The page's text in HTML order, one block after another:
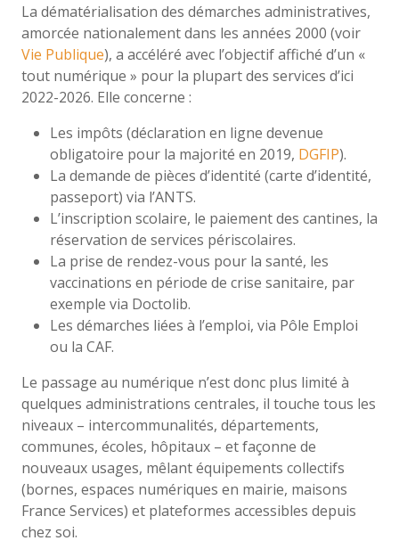
La dématérialisation des démarches administratives,
amorcée nationalement dans les années 2000 (voir
Vie Publique), a accéléré avec l’objectif affiché d’un «
tout numérique » pour la plupart des services d’ici
2022-2026. Elle concerne :
Les impôts (déclaration en ligne devenue
obligatoire pour la majorité en 2019, DGFIP).
La demande de pièces d’identité (carte d’identité,
passeport) via l’ANTS.
L’inscription scolaire, le paiement des cantines, la
réservation de services périscolaires.
La prise de rendez-vous pour la santé, les
vaccinations en période de crise sanitaire, par
exemple via Doctolib.
Les démarches liées à l’emploi, via Pôle Emploi
ou la CAF.
Le passage au numérique n’est donc plus limité à
quelques administrations centrales, il touche tous les
niveaux – intercommunalités, départements,
communes, écoles, hôpitaux – et façonne de
nouveaux usages, mêlant équipements collectifs
(bornes, espaces numériques en mairie, maisons
France Services) et plateformes accessibles depuis
chez soi.